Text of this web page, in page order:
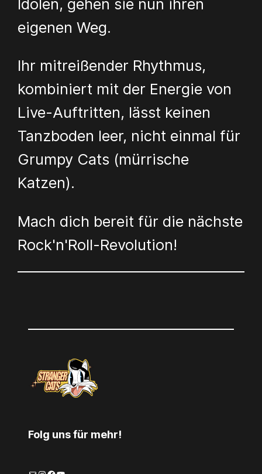
eigenen Weg.
Ihr mitreißender Rhythmus,
kombiniert mit der Energie von
Live-Auftritten, lässt keinen
Tanzboden leer, nicht einmal für
Grumpy Cats (mürrische
Katzen).
Mach dich bereit für die nächste
Rock'n'Roll-Revolution!
Folg uns für mehr!